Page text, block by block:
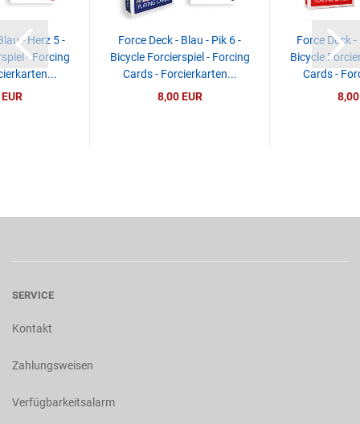
- Herz 5 -
- Forcing
Force Deck - Blau - Pik 6 -
Bicycle Forcierspiel - Forcing
Cards - Forcierkarten...
8,00 EUR
Force Deck
Bicycle
Cards -
8,00
SERVICE
Kontakt
Zahlungsweisen
Verfügbarkeitsalarm